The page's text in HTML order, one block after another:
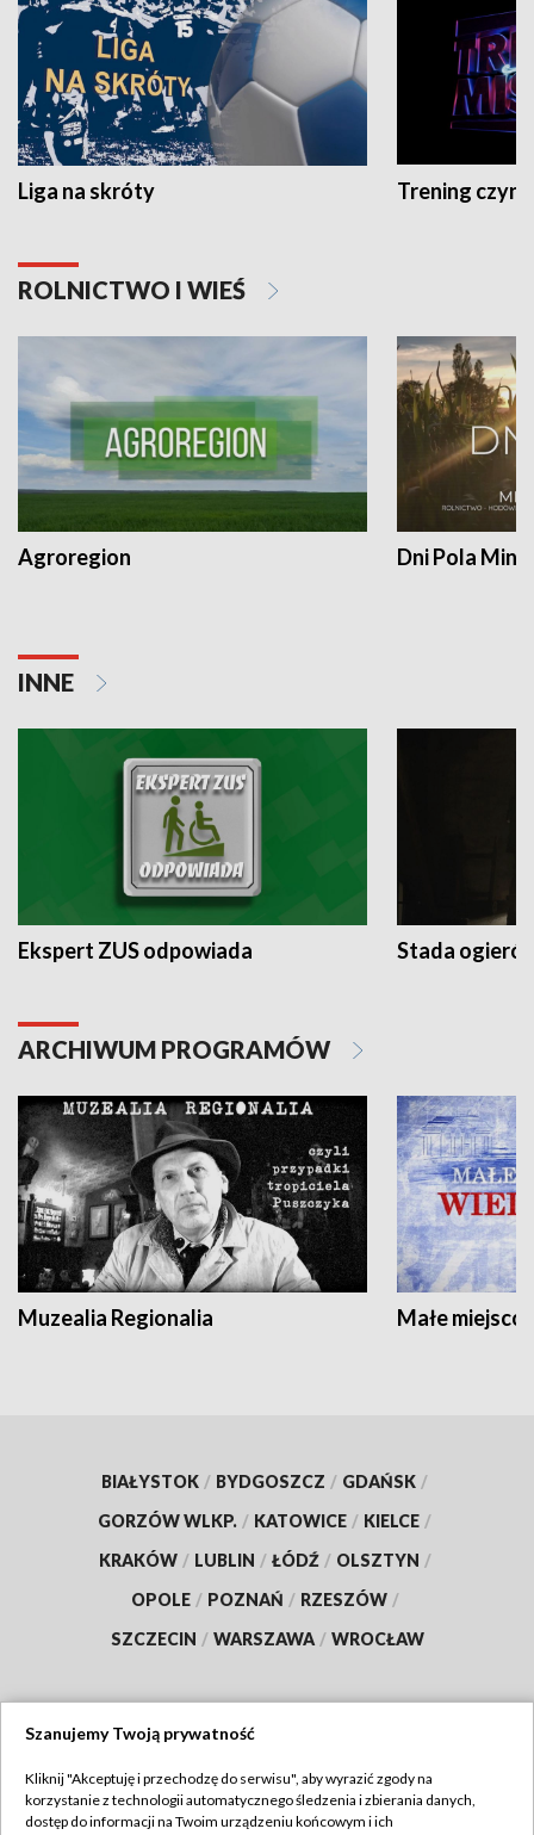
Liga na skróty Trening czyni
ROLNICTWO I WIEŚ
Agroregion Dni Pola
INNE
Ekspert ZUS odpowiada Stada
ARCHIWUM PROGRAMÓW
Muzealia Regionalia Małe
BIAŁYSTOK / BYDGOSZCZ / GDAŃSK /
GORZÓW WLKP. / KATOWICE / KIELCE /
KRAKÓW / LUBLIN / ŁÓDŹ / OLSZTYN /
OPOLE / POZNAŃ / RZESZÓW /
SZCZECIN / WARSZAWA / WROCŁAW
TVP
Szanujemy Twoją prywatność
Kliknij "Akceptuję i przechodzę do serwisu", aby wyrazić zgody na
korzystanie z technologii automatycznego śledzenia i zbierania danych,
dostęp do informacji na Twoim urządzeniu końcowym i ich